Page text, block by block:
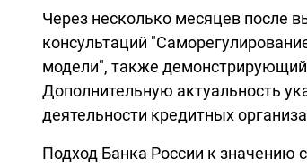
Через несколько месяцев после
консультаций
модели", также демонстрирующий
Дополнительную актуальность
деятельности кредитных
Подход Банка России к значению